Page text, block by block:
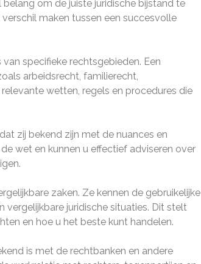
om de juiste juridische bijstand te
maken tussen een succesvolle
specifieke rechtsgebieden. Een
arbeidsrecht, familierecht,
wetten, regels en procedures die
zij bekend zijn met de nuances en
wet en kunnen u effectief adviseren over
zaken. Ze kennen de gebruikelijke
juridische situaties. Dit stelt
en hoe u het beste kunt handelen.
is met de rechtbanken en andere